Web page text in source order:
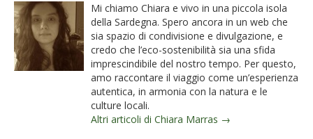
Mi chiamo Chiara e vivo in una piccola isola
della Sardegna. Spero ancora in un web che
sia spazio di condivisione e divulgazione, e
credo che l’eco-sostenibilità sia una sfida
imprescindibile del nostro tempo. Per questo,
amo raccontare il viaggio come un’esperienza
autentica, in armonia con la natura e le
culture locali.
Altri articoli di Chiara Marras →